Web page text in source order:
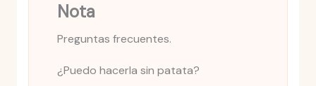
Nota
Preguntas frecuentes.
¿Puedo hacerla sin patata?